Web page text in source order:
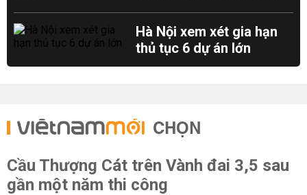
Hà Nội xem xét gia hạn
thủ tục 6 dự án lớn
CHỌN
Cầu Thượng Cát trên Vành đai 3,5 sau
gần một năm thi công